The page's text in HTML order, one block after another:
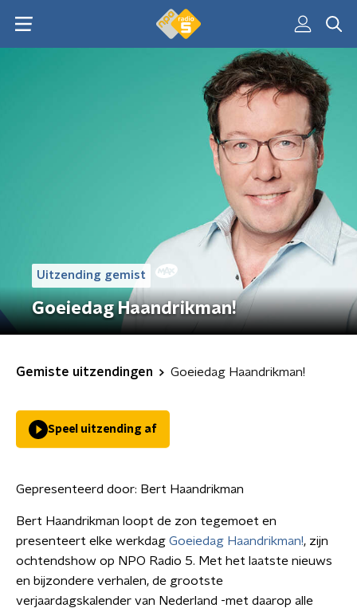
Uitzending gemist
Goeiedag Haandrikman!
Gemiste uitzendingen Goeiedag Haandrikman!
Speel uitzending af
Gepresenteerd door: Bert Haandrikman
Bert Haandrikman loopt de zon tegemoet en
presenteert elke werkdag Goeiedag Haandrikman!, zijn
ochtendshow op NPO Radio 5. Met het laatste nieuws
en bijzondere verhalen, de grootste
verjaardagskalender van Nederland -met daarop alle